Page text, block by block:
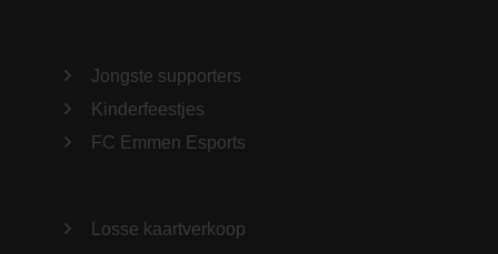
Jongste supporters
Kinderfeestjes
FC Emmen Esports
Losse kaartverkoop